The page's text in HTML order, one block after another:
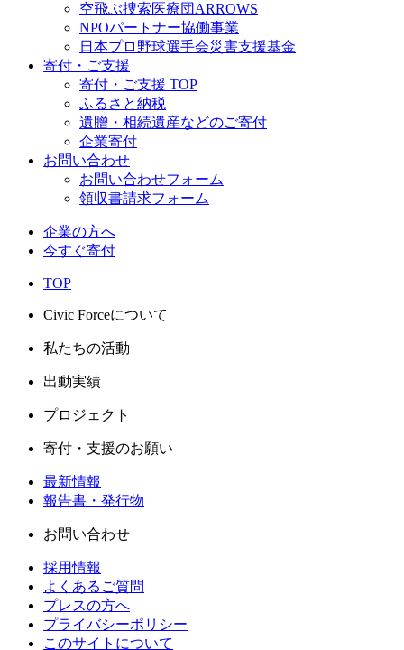
空飛ぶ捜索医療団ARROWS
NPOパートナー協働事業
日本プロ野球選手会災害支援基金
寄付・ご支援
寄付・ご支援 TOP
ふるさと納税
遺贈・相続遺産などのご寄付
企業寄付
お問い合わせ
お問い合わせフォーム
領収書請求フォーム
企業の方へ
今すぐ寄付
TOP
Civic Forceについて
私たちの活動
出動実績
プロジェクト
寄付・支援のお願い
最新情報
報告書・発行物
お問い合わせ
採用情報
よくあるご質問
プレスの方へ
プライバシーポリシー
このサイトについて